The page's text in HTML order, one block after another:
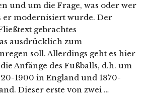
und um die Frage, was oder wer
er modernisiert wurde. Der
gebrachtes
ausdrücklich zum
soll. Allerdings geht es hier
Anfänge des Fußballs, d.h. um
1900 in England und 1870-
Dieser erste von zwei …